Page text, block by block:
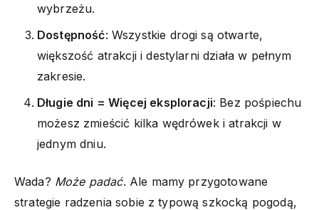
wybrzeżu.
Dostępność: Wszystkie drogi są otwarte,
większość atrakcji i destylarni działa w pełnym
zakresie.
Długie dni = Więcej eksploracji: Bez pośpiechu
możesz zmieścić kilka wędrówek i atrakcji w
jednym dniu.
Wada? Może padać. Ale mamy przygotowane
strategie radzenia sobie z typową szkocką pogodą,